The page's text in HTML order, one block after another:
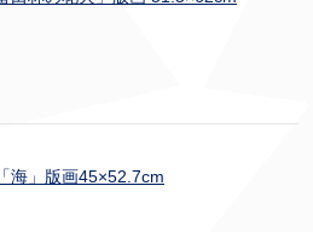
海」版画45×52.7cm